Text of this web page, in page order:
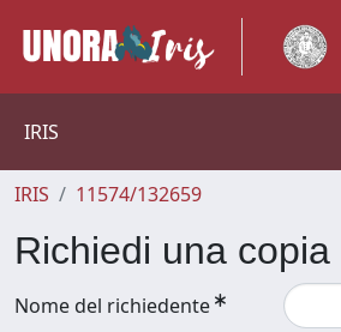
IRIS
IRIS 11574/132659
Richiedi una
Nome del richiedente